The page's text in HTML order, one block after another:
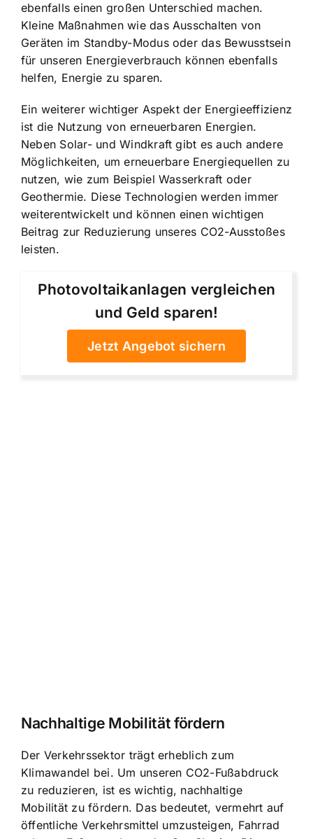
ebenfalls einen großen Unterschied machen.
Kleine Maßnahmen wie das Ausschalten von
Geräten im Standby-Modus oder das Bewusstsein
für unseren Energieverbrauch können ebenfalls
helfen, Energie zu sparen.
Ein weiterer wichtiger Aspekt der Energieeffizienz
ist die Nutzung von erneuerbaren Energien.
Neben Solar- und Windkraft gibt es auch andere
Möglichkeiten, um erneuerbare Energiequellen zu
nutzen, wie zum Beispiel Wasserkraft oder
Geothermie. Diese Technologien werden immer
weiterentwickelt und können einen wichtigen
Beitrag zur Reduzierung unseres CO2-Ausstoßes
leisten.
Photovoltaikanlagen vergleichen
und Geld sparen!
Jetzt Angebot sichern
Nachhaltige Mobilität fördern
Der Verkehrssektor trägt erheblich zum
Klimawandel bei. Um unseren CO2-Fußabdruck
zu reduzieren, ist es wichtig, nachhaltige
Mobilität zu fördern. Das bedeutet, vermehrt auf
öffentliche Verkehrsmittel umzusteigen, Fahrrad